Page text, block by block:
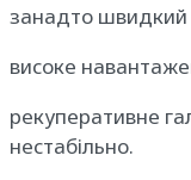
занадто швидкий
високе
рекуперативне
нестабільно.